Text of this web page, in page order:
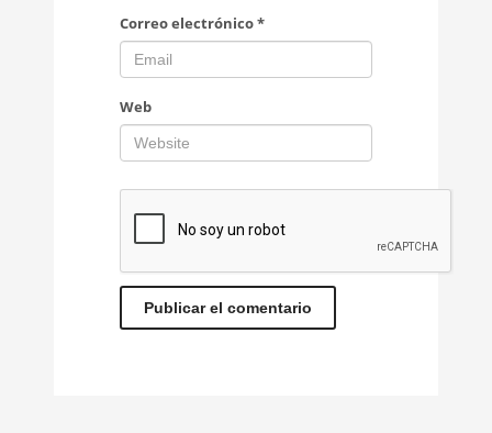
Correo electrónico*
Web